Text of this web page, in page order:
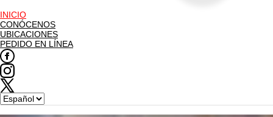
INICIO
CONÓCENOS
UBICACIONES
PEDIDO EN LÍNEA